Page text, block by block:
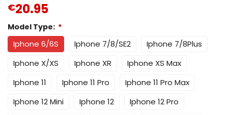
€20.95
Model Type: *
Iphone 6/6S Iphone 7/8/SE2
Iphone 7/8Plus
Iphone X/XS
Iphone XR
Iphone XS Max
Iphone 11
Iphone 11 Pro
Iphone 11 Pro Max
Iphone 12 Mini
Iphone 12
Iphone 12 Pro